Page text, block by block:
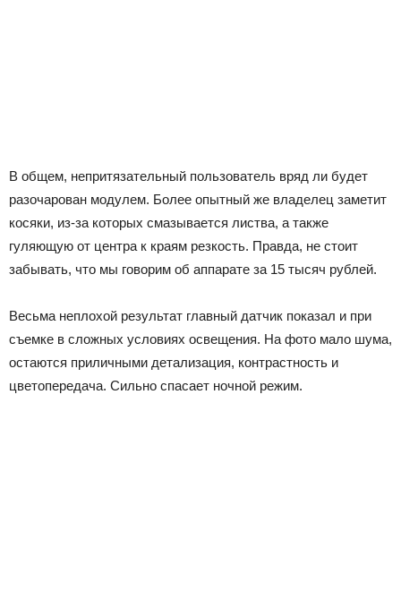
В общем, непритязательный пользователь вряд ли будет
разочарован модулем. Более опытный же владелец заметит
косяки, из-за которых смазывается листва, а также
гуляющую от центра к краям резкость. Правда, не стоит
забывать, что мы говорим об аппарате за 15 тысяч рублей.
Весьма неплохой результат главный датчик показал и при
съемке в сложных условиях освещения. На фото мало шума,
остаются приличными детализация, контрастность и
цветопередача. Сильно спасает ночной режим.